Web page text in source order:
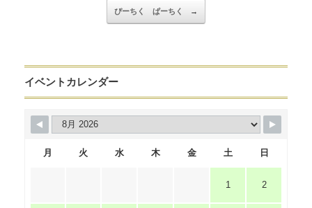
ぴーちく ぱーちく →
イベントカレンダー
月 火 水 木 金 土 日
1 2